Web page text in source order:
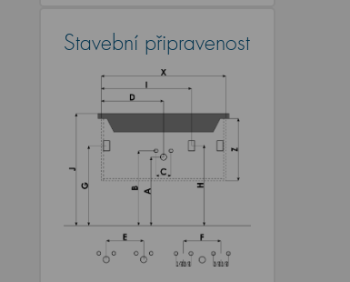
Stavební připravenost